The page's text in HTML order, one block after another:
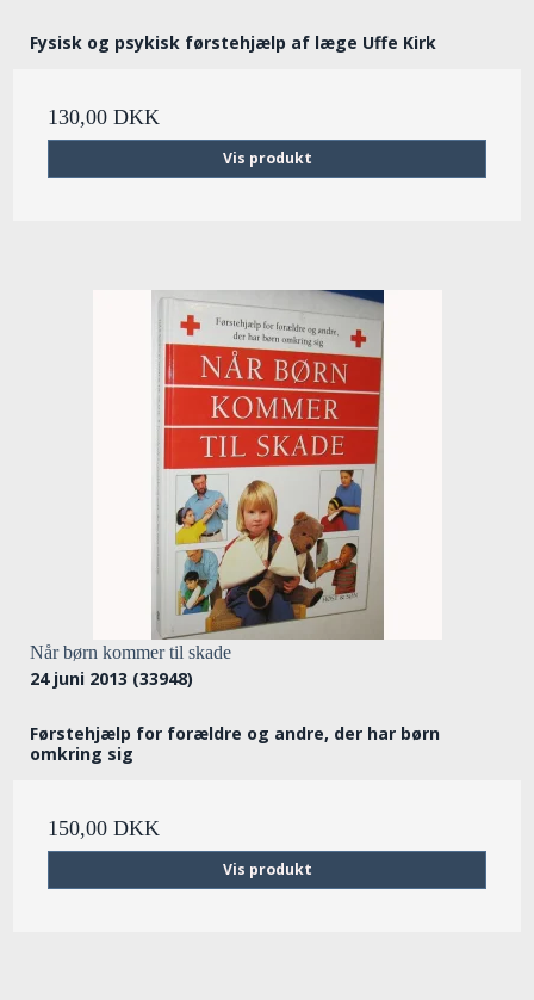
Fysisk og psykisk førstehjælp af læge Uffe Kirk
130,00 DKK
Vis produkt
Når børn kommer til skade
24 juni 2013 (33948)
Førstehjælp for forældre og andre, der har børn
omkring sig
150,00 DKK
Vis produkt